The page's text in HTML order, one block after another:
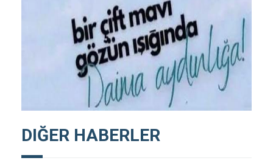
DIĞER HABERLER